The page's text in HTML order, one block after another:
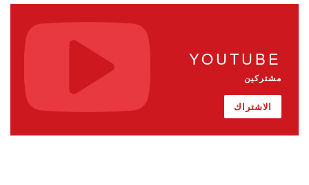
YOUTUBE
مشتركين
الاشتراك